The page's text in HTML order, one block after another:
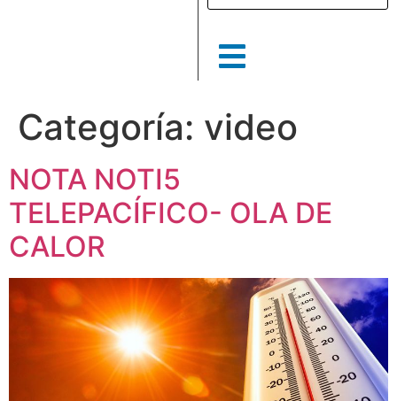
Categoría: video
NOTA NOTI5
TELEPACÍFICO- OLA DE
CALOR